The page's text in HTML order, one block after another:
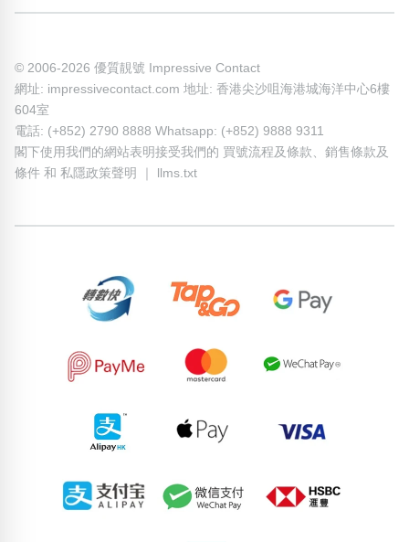
© 2006-2026 優質靚號 Impressive Contact
網址: impressivecontact.com 地址: 香港尖沙咀海港城海洋中心6樓
604室
電話: (+852) 2790 8888 Whatsapp: (+852) 9888 9311
閣下使用我們的網站表明接受我們的 買號流程及條款
銷售條款及
條件 和 私隱政策聲明 llms.txt